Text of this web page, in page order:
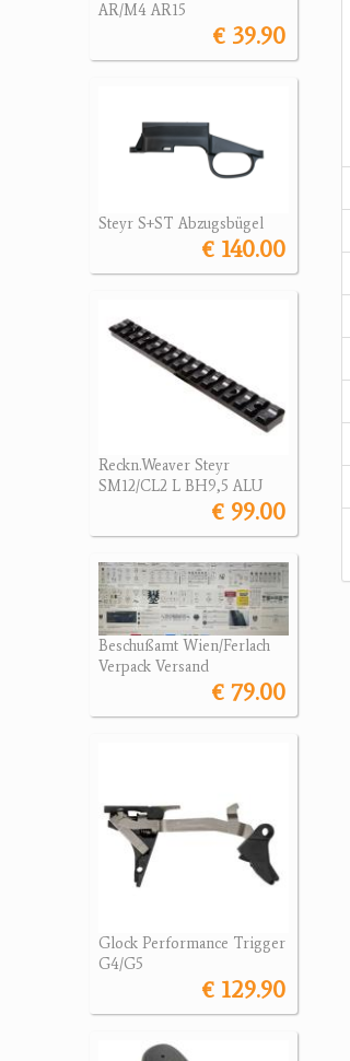
AR/M4 AR15
€ 39.90
Steyr S+ST Abzugsbügel
€ 140.00
Reckn.Weaver Steyr
SM12/CL2 L BH9,5 ALU
€ 99.00
Beschußamt Wien/Ferlach
Verpack Versand
€ 79.00
Glock Performance Trigger
G4/G5
€ 129.90